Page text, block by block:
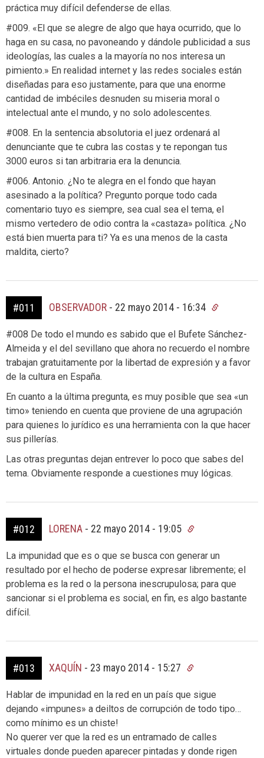
práctica muy difícil defenderse de ellas.
#009. «El que se alegre de algo que haya ocurrido, que lo
haga en su casa, no pavoneando y dándole publicidad a sus
ideologías, las cuales a la mayoría no nos interesa un
pimiento.» En realidad internet y las redes sociales están
diseñadas para eso justamente, para que una enorme
cantidad de imbéciles desnuden su miseria moral o
intelectual ante el mundo, y no solo adolescentes.
#008. En la sentencia absolutoria el juez ordenará al
denunciante que te cubra las costas y te repongan tus
3000 euros si tan arbitraria era la denuncia.
#006. Antonio. ¿No te alegra en el fondo que hayan
asesinado a la política? Pregunto porque todo cada
comentario tuyo es siempre, sea cual sea el tema, el
mismo vertedero de odio contra la «castaza» política. ¿No
está bien muerta para ti? Ya es una menos de la casta
maldita, cierto?
#011 OBSERVADOR - 22 mayo 2014 - 16:34
#008 De todo el mundo es sabido que el Bufete Sánchez-
Almeida y el del sevillano que ahora no recuerdo el nombre
trabajan gratuitamente por la libertad de expresión y a favor
de la cultura en España.
En cuanto a la última pregunta, es muy posible que sea «un
timo» teniendo en cuenta que proviene de una agrupación
para quienes lo jurídico es una herramienta con la que hacer
sus pillerías.
Las otras preguntas dejan entrever lo poco que sabes del
tema. Obviamente responde a cuestiones muy lógicas.
#012 LORENA - 22 mayo 2014 - 19:05
La impunidad que es o que se busca con generar un
resultado por el hecho de poderse expresar libremente; el
problema es la red o la persona inescrupulosa; para que
sancionar si el problema es social, en fin, es algo bastante
difícil.
#013 XAQUÍN - 23 mayo 2014 - 15:27
Hablar de impunidad en la red en un país que sigue
dejando «impunes» a deiltos de corrupción de todo tipo…
como mínimo es un chiste!
No querer ver que la red es un entramado de calles
virtuales donde pueden aparecer pintadas y donde rigen